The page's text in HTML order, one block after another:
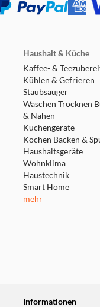
Haushalt & Küche
Kaffee- &
Kühlen & Gefrieren
Staubsauger
Waschen Trocknen
& Nähen
Küchengeräte
Kochen Backen &
Haushaltsgeräte
Wohnklima
Haustechnik
Smart Home
mehr
Informationen